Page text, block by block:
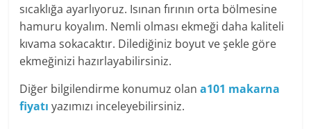
sıcaklığa ayarlıyoruz. Isınan fırının orta bölmesine
hamuru koyalım. Nemli olması ekmeği daha kaliteli
kıvama sokacaktır. Dilediğiniz boyut ve şekle göre
ekmeğinizi hazırlayabilirsiniz.
Diğer bilgilendirme konumuz olana101 makarna
fiyatı yazımızı inceleyebilirsiniz.